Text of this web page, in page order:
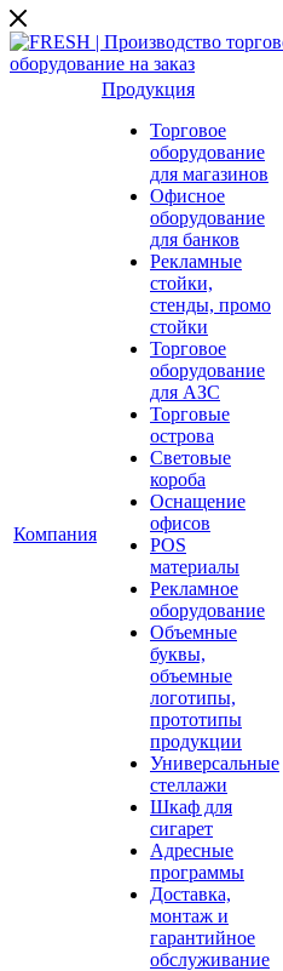
Компания
Продукция
Торговое
оборудование
для магазинов
Офисное
оборудование
для банков
Рекламные
стойки,
стенды, промо
стойки
Торговое
оборудование
для АЗС
Торговые
острова
Световые
короба
Оснащение
офисов
POS
материалы
Рекламное
оборудование
Объемные
буквы,
объемные
логотипы,
прототипы
продукции
Универсальные
стеллажи
Шкаф для
сигарет
Адресные
программы
Доставка,
монтаж и
гарантийное
обслуживание